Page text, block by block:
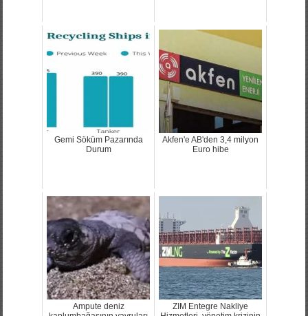
Gemi Söküm Pazarında
Durum
Akfen'e AB'den 3,4 milyon
Euro hibe
Ampute deniz
ZIM Entegre Nakliye